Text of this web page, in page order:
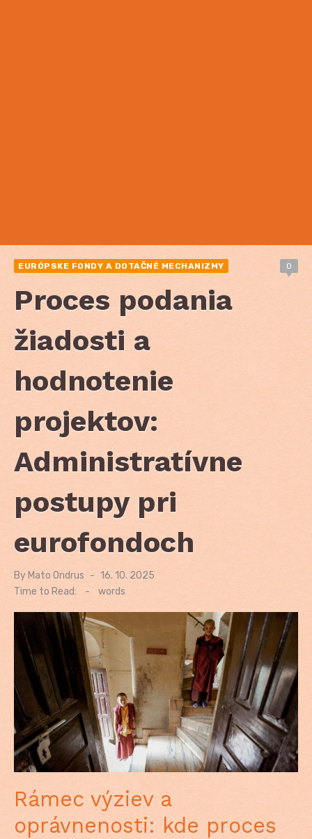
EURÓPSKE FONDY A DOTAČNÉ MECHANIZMY 0
Proces podania
žiadosti a
hodnotenie
projektov:
Administratívne
postupy pri
eurofondoch
By Mato Ondrus
Posted
on
16. 10. 2025
Time to Read:
- words
Rámec výziev a
oprávnenosti: kde proces